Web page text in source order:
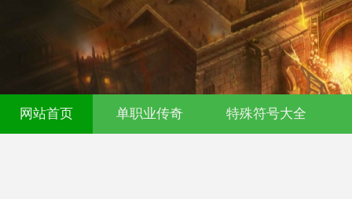
网站首页 单职业传奇 特殊符号大全